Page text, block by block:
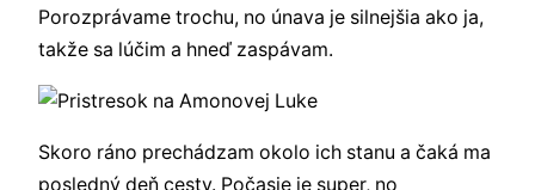
Porozprávame trochu, no únava je silnejšia ako ja,
takže sa lúčim a hneď zaspávam.
Skoro ráno prechádzam okolo ich stanu a čaká ma
posledný deň cesty. Počasie je super, no